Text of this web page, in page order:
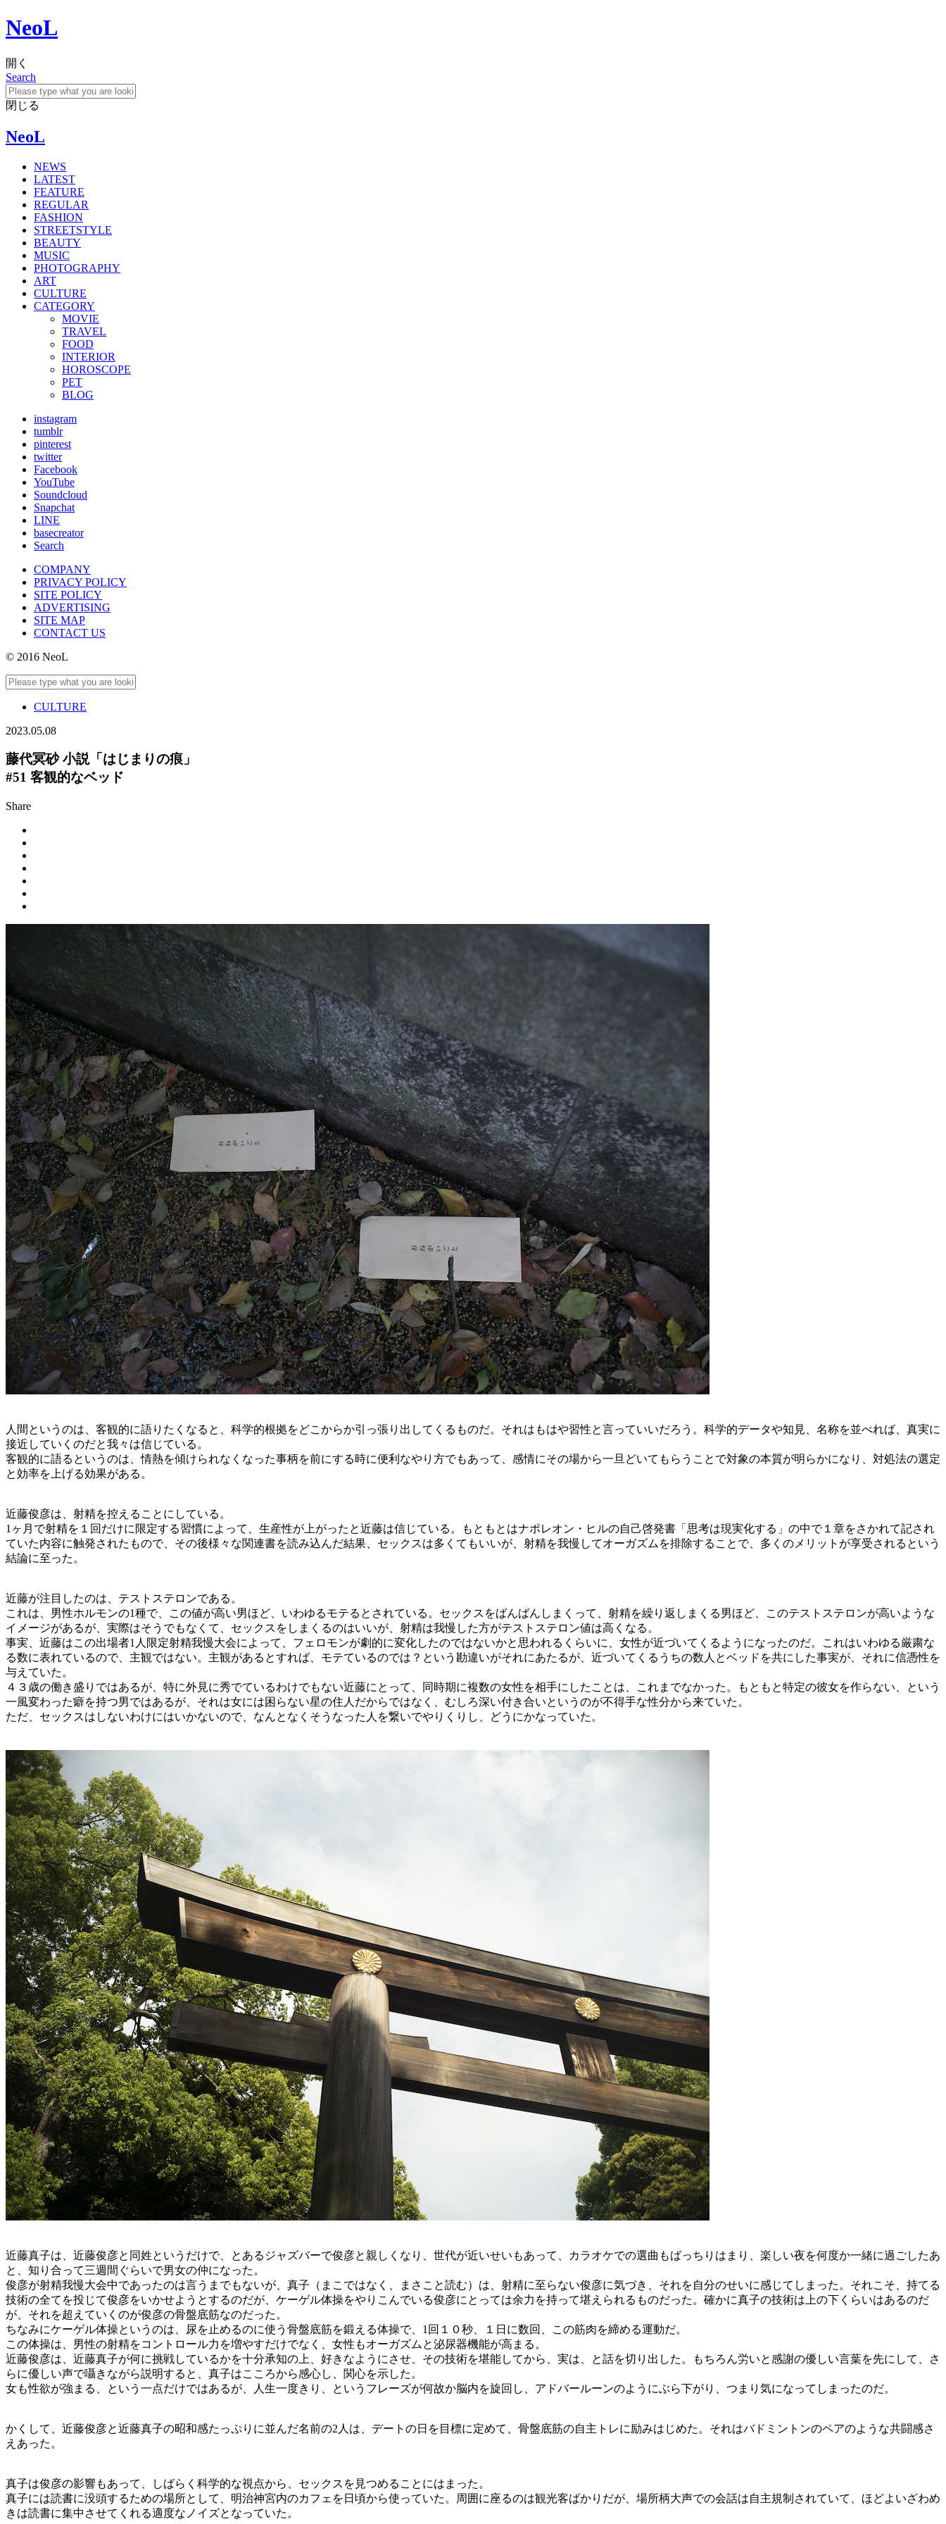
NeoL
開く
Search
閉じる
NeoL
NEWS
LATEST
FEATURE
REGULAR
FASHION
STREETSTYLE
BEAUTY
MUSIC
PHOTOGRAPHY
ART
CULTURE
CATEGORY
MOVIE
TRAVEL
FOOD
INTERIOR
HOROSCOPE
PET
BLOG
instagram
tumblr
pinterest
twitter
Facebook
YouTube
Soundcloud
Snapchat
LINE
basecreator
Search
COMPANY
PRIVACY POLICY
SITE POLICY
ADVERTISING
SITE MAP
CONTACT US
© 2016 NeoL
CULTURE
2023.05.08
藤代冥砂 小説「はじまりの痕」
#51 客観的なベッド
Share
人間というのは、客観的に語りたくなると、科学的根拠をどこからか引っ張り出してくるものだ。それはもはや習性と言っていいだろう。科学的データや知見、名称を並べれば、真実に
接近していくのだと我々は信じている。
客観的に語るというのは、情熱を傾けられなくなった事柄を前にする時に便利なやり方でもあって、感情にその場から一旦どいてもらうことで対象の本質が明らかになり、対処法の選定
と効率を上げる効果がある。
近藤俊彦は、射精を控えることにしている。
1ヶ月で射精を１回だけに限定する習慣によって、生産性が上がったと近藤は信じている。もともとはナポレオン・ヒルの自己啓発書「思考は現実化する」の中で１章をさかれて記され
ていた内容に触発されたもので、その後様々な関連書を読み込んだ結果、セックスは多くてもいいが、射精を我慢してオーガズムを排除することで、多くのメリットが享受されるという
結論に至った。
近藤が注目したのは、テストステロンである。
これは、男性ホルモンの1種で、この値が高い男ほど、いわゆるモテるとされている。セックスをばんばんしまくって、射精を繰り返しまくる男ほど、このテストステロンが高いような
イメージがあるが、実際はそうでもなくて、セックスをしまくるのはいいが、射精は我慢した方がテストステロン値は高くなる。
事実、近藤はこの出場者1人限定射精我慢大会によって、フェロモンが劇的に変化したのではないかと思われるくらいに、女性が近づいてくるようになったのだ。これはいわゆる厳粛な
る数に表れているので、主観ではない。主観があるとすれば、モテているのでは？という勘違いがそれにあたるが、近づいてくるうちの数人とベッドを共にした事実が、それに信憑性を
与えていた。
４３歳の働き盛りではあるが、特に外見に秀でているわけでもない近藤にとって、同時期に複数の女性を相手にしたことは、これまでなかった。もともと特定の彼女を作らない、という
一風変わった癖を持つ男ではあるが、それは女には困らない星の住人だからではなく、むしろ深い付き合いというのが不得手な性分から来ていた。
ただ、セックスはしないわけにはいかないので、なんとなくそうなった人を繋いでやりくりし、どうにかなっていた。
近藤真子は、近藤俊彦と同姓というだけで、とあるジャズバーで俊彦と親しくなり、世代が近いせいもあって、カラオケでの選曲もばっちりはまり、楽しい夜を何度か一緒に過ごしたあ
と、知り合って三週間ぐらいで男女の仲になった。
俊彦が射精我慢大会中であったのは言うまでもないが、真子（まこではなく、まさこと読む）は、射精に至らない俊彦に気づき、それを自分のせいに感じてしまった。それこそ、持てる
技術の全てを投じて俊彦をいかせようとするのだが、ケーゲル体操をやりこんでいる俊彦にとっては余力を持って堪えられるものだった。確かに真子の技術は上の下くらいはあるのだ
が、それを超えていくのが俊彦の骨盤底筋なのだった。
ちなみにケーゲル体操というのは、尿を止めるのに使う骨盤底筋を鍛える体操で、1回１０秒、１日に数回、この筋肉を締める運動だ。
この体操は、男性の射精をコントロール力を増やすだけでなく、女性もオーガズムと泌尿器機能が高まる。
近藤俊彦は、近藤真子が何に挑戦しているかを十分承知の上、好きなようにさせ、その技術を堪能してから、実は、と話を切り出した。もちろん労いと感謝の優しい言葉を先にして、さ
らに優しい声で囁きながら説明すると、真子はこころから感心し、関心を示した。
女も性欲が強まる、という一点だけではあるが、人生一度きり、というフレーズが何故か脳内を旋回し、アドバールーンのようにぶら下がり、つまり気になってしまったのだ。
かくして、近藤俊彦と近藤真子の昭和感たっぷりに並んだ名前の2人は、デートの日を目標に定めて、骨盤底筋の自主トレに励みはじめた。それはバドミントンのペアのような共闘感さ
えあった。
真子は俊彦の影響もあって、しばらく科学的な視点から、セックスを見つめることにはまった。
真子には読書に没頭するための場所として、明治神宮内のカフェを日頃から使っていた。周囲に座るのは観光客ばかりだが、場所柄大声での会話は自主規制されていて、ほどよいざわめ
きは読書に集中させてくれる適度なノイズとなっていた。